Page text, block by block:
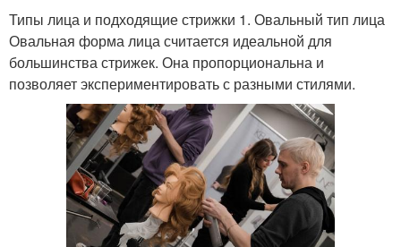
Типы лица и подходящие стрижки 1. Овальный тип лица
Овальная форма лица считается идеальной для
большинства стрижек. Она пропорциональна и
позволяет экспериментировать с разными стилями.